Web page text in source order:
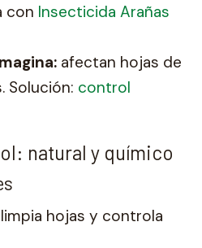
con Insecticida Arañas
afectan hojas de
Solución: control
natural y químico
limpia hojas y controla